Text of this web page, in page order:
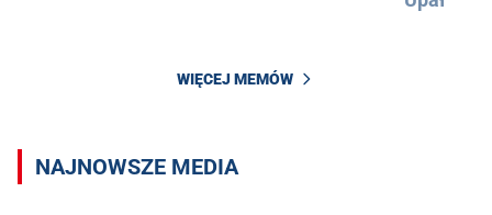
WIĘCEJ MEMÓW
NAJNOWSZE MEDIA